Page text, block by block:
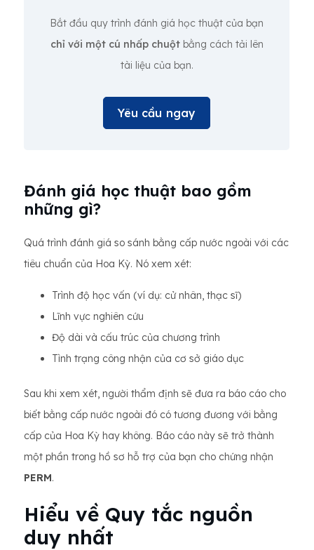
Bắt đầu quy trình đánh giá học thuật của bạn
chỉ với một cú nhấp chuộtbằng cách tải lên
tài liệu của bạn.
Yêu cầu ngay
Đánh giá học thuật bao gồm
những gì?
Quá trình đánh giá so sánh bằng cấp nước ngoài với các
tiêu chuẩn của Hoa Kỳ. Nó xem xét:
Trình độ học vấn (ví dụ: cử nhân, thạc sĩ)
Lĩnh vực nghiên cứu
Độ dài và cấu trúc của chương trình
Tình trạng công nhận của cơ sở giáo dục
Sau khi xem xét, người thẩm định sẽ đưa ra báo cáo cho
biết bằng cấp nước ngoài đó có tương đương với bằng
cấp của Hoa Kỳ hay không. Báo cáo này sẽ trở thành
một phần trong hồ sơ hỗ trợ của bạn cho chứng nhận
PERM.
Hiểu về Quy tắc nguồn
duy nhất